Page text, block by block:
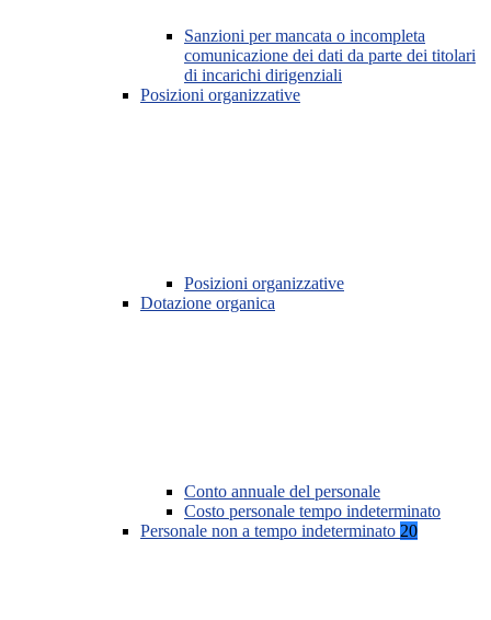
Sanzioni per mancata o incompleta
comunicazione dei dati da parte dei titolari
di incarichi dirigenziali
Posizioni organizzative
Posizioni organizzative
Dotazione organica
Conto annuale del personale
Costo personale tempo indeterminato
Personale non a tempo indeterminato 20